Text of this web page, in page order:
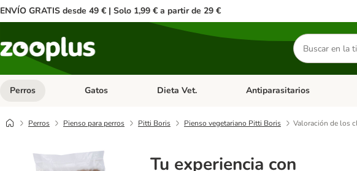
ENVÍO GRATIS desde 49 € | Solo 1,99 € a partir de 29 €
Buscar
productos
Perros Menú de categoria abierto: Perros
Gatos Menú de categoria abierto: Gatos
Dieta Vet. Menú de categoria abierto:
Antiparasitarios
Perros Pienso para perros Pitti Boris Pienso vegetariano Pitti Boris Valoración de los
Tu experiencia con